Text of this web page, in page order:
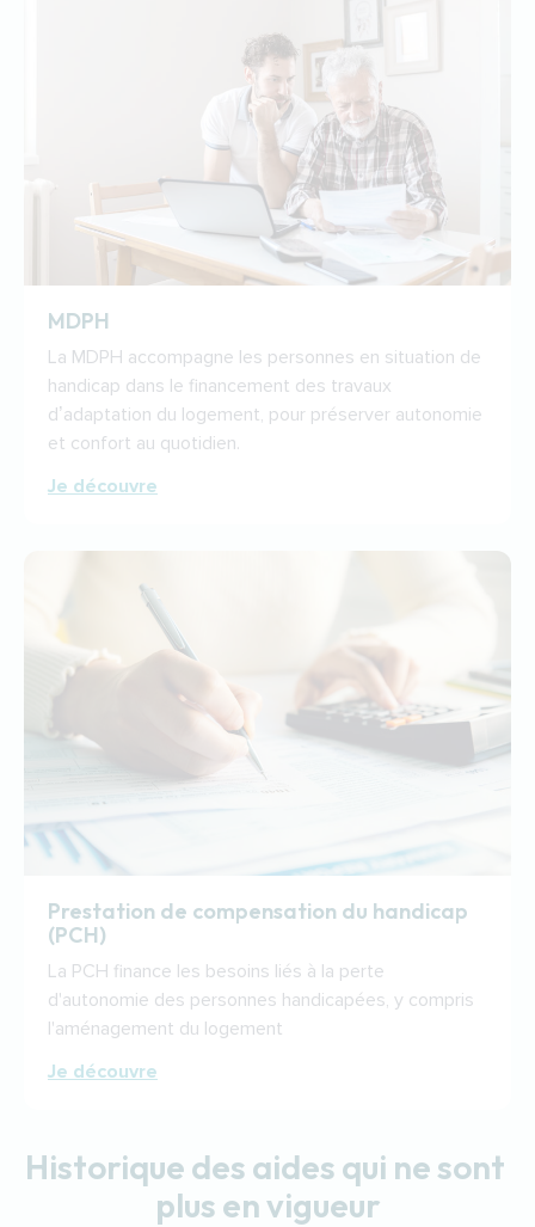
MDPH
La MDPH accompagne les personnes en situation de
handicap dans le financement des travaux
d’adaptation du logement, pour préserver autonomie
et confort au quotidien.
Je découvre
Prestation de compensation du handicap
(PCH)
La PCH finance les besoins liés à la perte
d'autonomie des personnes handicapées, y compris
l'aménagement du logement
Je découvre
Historique des aides qui ne sont
plus en vigueur